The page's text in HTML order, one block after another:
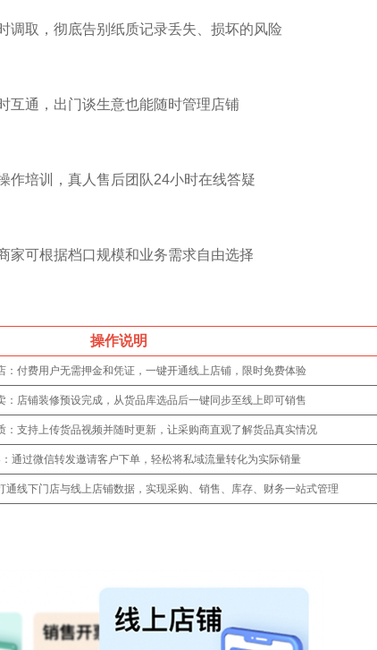
调取，彻底告别纸质记录丢失、损坏的风险
互通，出门谈生意也能随时管理店铺
作培训，真人售后团队24小时在线答疑
家可根据档口规模和业务需求自由选择
操作说明
：付费用户无需押金和凭证，一键开通线上店铺，限时免费体验
：店铺装修预设完成，从货品库选品后一键同步至线上即可销售
：支持上传货品视频并随时更新，让采购商直观了解货品真实情况
通过微信转发邀请客户下单，轻松将私域流量转化为实际销量
通线下门店与线上店铺数据，实现采购、销售、库存、财务一站式管理